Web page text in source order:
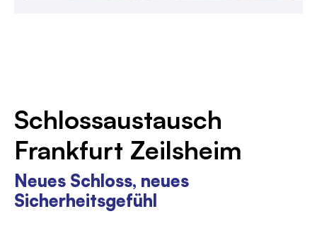
Schlossaustausch
Frankfurt Zeilsheim
Neues Schloss, neues
Sicherheitsgefühl